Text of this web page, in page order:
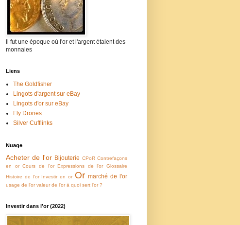
Il fut une époque où l'or et l'argent étaient des
monnaies
Liens
The Goldfisher
Lingots d'argent sur eBay
Lingots d'or sur eBay
Fly Drones
Silver Cufflinks
Nuage
Acheter de l'or Bijouterie CPoR Contrefaçons
en or
Cours de l'or Expressions de l'or
Glossaire
Histoire de l'or Investir en or Or marché de l'or
usage de l'or valeur de l'or à quoi sert l'or ?
Investir dans l'or (2022)